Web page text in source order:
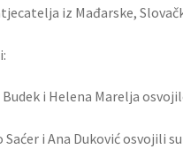
iz Mađarske,
i Helena Marelja
i Ana Duković osvojili